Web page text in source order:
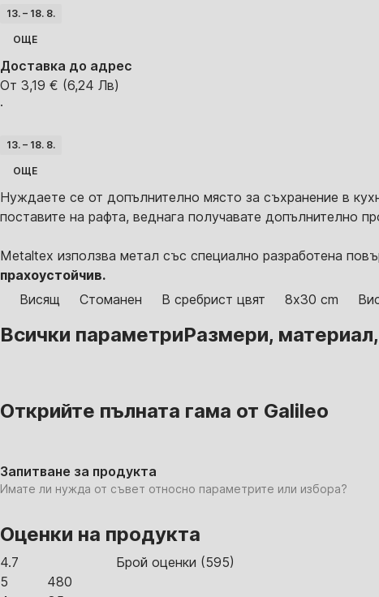
13. – 18. 8.
ОЩЕ
Доставка до адрес
От 3,19 € (6,24 Лв)
·
13. – 18. 8.
ОЩЕ
Нуждаете се от допълнително място за съхранение в
поставите на рафта, веднага получавате допълнително
Metaltex използва метал със специално разработена
прахоустойчив.
Висящ
Стоманен В сребрист цвят 8x30 cm
Всички параметриРазмери,
Открийте пълната гама от Galileo
Запитване за продукта
Имате ли нужда от съвет относно параметрите или избора?
Оценки на продукта
4.7 Брой оценки (595)
5
480